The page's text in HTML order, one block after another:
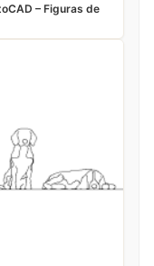
– Figuras de